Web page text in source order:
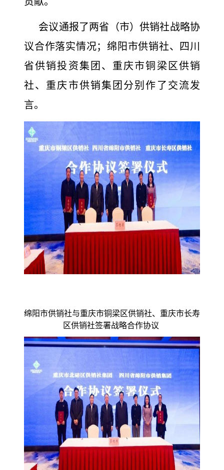
会议通报了两省（市）供销社战略协
议合作落实情况；绵阳市供销社、四川
省供销投资集团、重庆市铜梁区供销
社、重庆市供销集团分别作了交流发
言。
绵阳市供销社与重庆市铜梁区供销社、重庆市长寿
区供销社签署战略合作协议